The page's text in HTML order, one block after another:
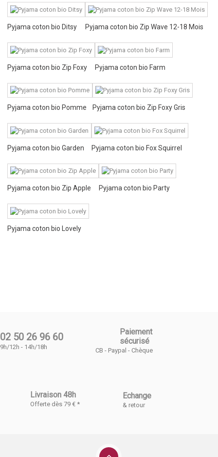
Pyjama coton bio Ditsy Pyjama coton bio Zip Wave 12-18 Mois
Pyjama coton bio Zip Foxy Pyjama coton bio Farm
Pyjama coton bio Pomme Pyjama coton bio Zip Foxy Gris
Pyjama coton bio Garden Pyjama coton bio Fox Squirrel
Pyjama coton bio Zip Apple Pyjama coton bio Party
Pyjama coton bio Lovely
02 50 26 96 60
9h/12h - 14h/18h
Paiement
sécurisé
CB - Paypal - Chèque
Livraison 48h
Offerte dès 79 € *
Echange
& retour